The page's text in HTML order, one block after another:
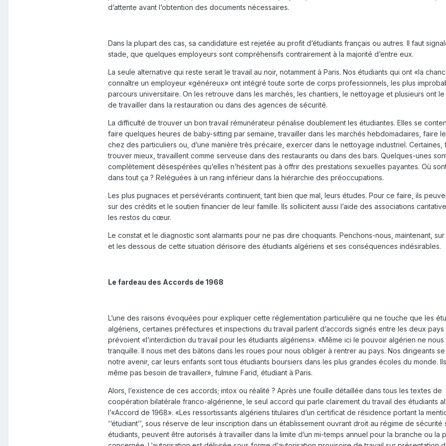
d’attente avant l’obtention des documents nécessaires.
Dans la plupart des cas, sa candidature est rejetée au profit d’étudiants français ou autres. Il faut
stade, que quelques employeurs sont compréhensifs contrairement à la majorité d’entre eux.
La seule alternative qui reste serait le travail au noir, notamment à Paris. Nos étudiants qui ont «la
connaître un employeur «généreux» ont intégré toute sorte de corps professionnels, les plus
parcours universitaire. On les retrouve dans les marchés, les chantiers, le nettoyage et plusieurs ont
de travailler dans la restauration ou dans des agences de sécurité.
La difficulté de trouver un bon travail rémunérateur pénalise doublement les étudiantes. Elles se
faire quelques heures de baby-sitting par semaine, travailler dans les marchés hebdomadaires, faire
chez des particuliers ou, d’une manière très précaire, exercer dans le nettoyage industriel. Certaines,
trouver mieux, travaillent comme serveuse dans des restaurants ou dans des bars. Quelques-unes
complètement désespérées qu’elles n’hésitent pas à offrir des prestations sexuelles payantes. Où
dans tout ça ? Reléguées à un rang inférieur dans la hiérarchie des préoccupations.
Les plus pugnaces et persévérants continuent, tant bien que mal, leurs études. Pour ce faire, ils
sur des crédits et le soutien financier de leur famille. Ils sollicitent aussi l’aide des associations
les restos du cœur.
Le constat et le diagnostic sont alarmants pour ne pas dire choquants. Penchons-nous, maintenant,
et les dessous de cette situation dérisoire des étudiants algériens et ses conséquences indésirables.
Le fardeau des Accords de 1968
L’une des raisons évoquées pour expliquer cette réglementation particulière qui ne touche que les
algériens, certaines préfectures et inspections du travail parlent d’accords signés entre les deux pays
prévoient «l’interdiction du travail pour les étudiants algériens». «Même ici le pouvoir algérien ne nous
tranquille. Il nous met des bâtons dans les roues pour nous obliger à rentrer au pays. Nos dirigeants
notre avenir, car leurs enfants sont tous étudiants boursiers dans les plus grandes écoles du monde. Ils
même pas besoin de travailler», fulmine Farid, étudiant à Paris.
Alors, l’existence de ces accords; intox ou réalité ? Après une fouille détaillée dans tous les textes de
coopération bilatérale franco-algérienne, le seul accord qui parle clairement du travail des étudiants
l’«Accord de 1968». «Les ressortissants algériens titulaires d’un certificat de résidence portant la
‘‘étudiant’’, sous réserve de leur inscription dans un établissement ouvrant droit au régime de
étudiants, peuvent être autorisés à travailler dans la limite d’un mi-temps annuel pour la branche ou la